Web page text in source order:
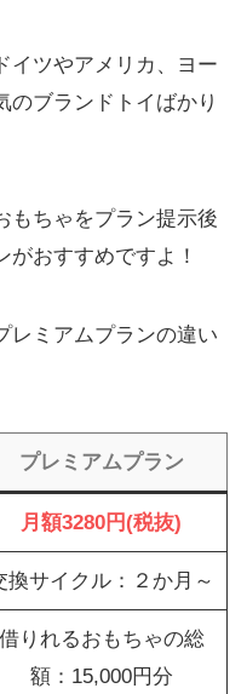
イツやアメリカ、ヨー
のブランドトイばかり
もちゃをプラン提示後
がおすすめですよ！
レミアムプランの違い
プレミアムプラン
月額3280円(税抜)
換サイクル：２か月～
借りれるおもちゃの総
額：15,000円分